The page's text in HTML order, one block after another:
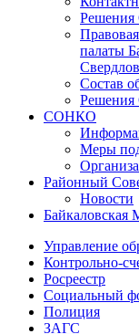
Решения
палаты
Состав
Решения
СОНКО
Меры
Районный
Новости
Управление
Контрольно-
Росреестр
Социальный
Полиция
ЗАГС